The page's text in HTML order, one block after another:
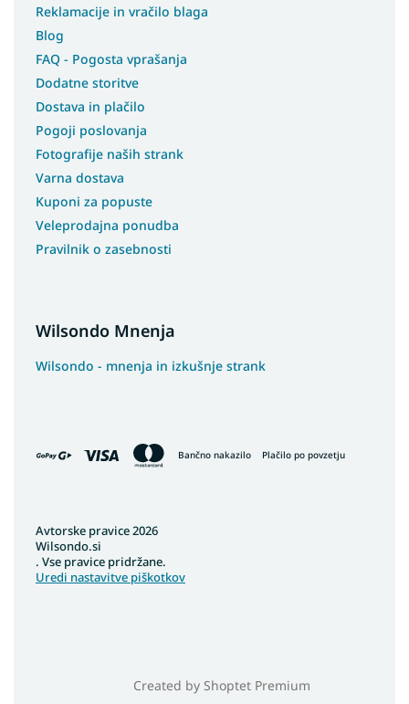
Reklamacije in vračilo blaga
Blog
FAQ - Pogosta vprašanja
Dodatne storitve
Dostava in plačilo
Pogoji poslovanja
Fotografije naših strank
Varna dostava
Kuponi za popuste
Veleprodajna ponudba
Pravilnik o zasebnosti
Wilsondo Mnenja
Wilsondo - mnenja in izkušnje strank
Bančno nakazilo Plačilo po povzetju
Created by Shoptet Premium
Avtorske pravice 2026
Wilsondo.si
. Vse pravice pridržane.
Uredi nastavitve piškotkov